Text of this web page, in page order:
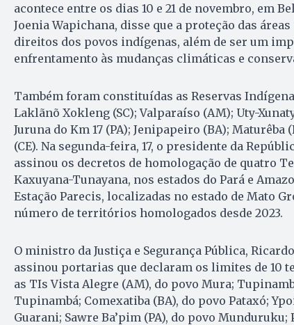
acontece entre os dias 10 e 21 de novembro, em
Joenia Wapichana, disse que a proteção das
direitos dos povos indígenas, além de ser um
enfrentamento às mudanças climáticas e
Também foram constituídas as Reservas
Laklãnõ Xokleng (SC); Valparaíso (AM); Uty-
Juruna do Km 17 (PA); Jenipapeiro (BA); Maturêba
(CE). Na segunda-feira, 17, o presidente da
assinou os decretos de homologação de quatro
Kaxuyana-Tunayana, nos estados do Pará e
Estação Parecis, localizadas no estado de Mato
número de territórios homologados desde 2023.
O ministro da Justiça e Segurança Pública,
assinou portarias que declaram os limites de 10
as TIs Vista Alegre (AM), do povo Mura;
Tupinambá; Comexatiba (BA), do povo Pataxó;
Guarani; Sawre Ba’pim (PA), do povo Munduruku;